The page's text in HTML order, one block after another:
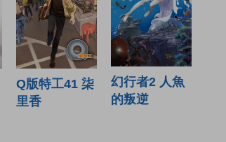
Q版特工41 柒
里香
幻行者2 人魚
的叛逆